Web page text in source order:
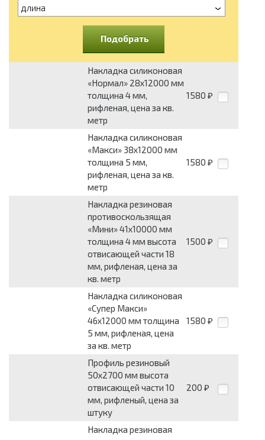
длина
Подобрать
Накладка силиконовая
«Нормал» 28x12000 мм
толщина 4 мм,
рифленая, цена за кв.
метр
1580 ₽
Накладка силиконовая
«Макси» 38x12000 мм
толщина 5 мм,
рифленая, цена за кв.
метр
1580 ₽
Накладка резиновая
противоскользящая
«Мини» 41x10000 мм
толщина 4 мм высота
отвисающей части 18
мм, рифленая, цена за
кв. метр
1500 ₽
Накладка силиконовая
«Супер Макси»
46x12000 мм толщина
5 мм, рифленая, цена
за кв. метр
1580 ₽
Профиль резиновый
50x2700 мм высота
отвисающей части 10
мм, рифленый, цена за
штуку
200 ₽
Накладка резиновая